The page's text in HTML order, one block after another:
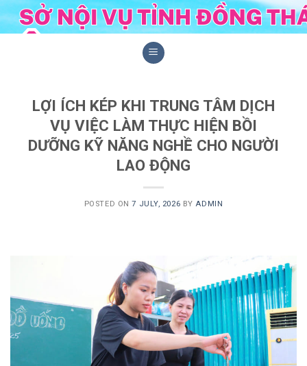
Skip
to
LỢI ÍCH KÉP KHI TRUNG TÂM DỊCH
VỤ VIỆC LÀM THỰC HIỆN BỒI
DƯỠNG KỸ NĂNG NGHỀ CHO NGƯỜI
LAO ĐỘNG
POSTED ON7 JULY, 2026 BY ADMIN